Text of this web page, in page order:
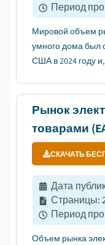
Период
Мировой объем
умного дома был
США в 2024 году
Рынок
товарами
СКАЧАТЬ
Дата
Страницы:
Период
Объем рынка